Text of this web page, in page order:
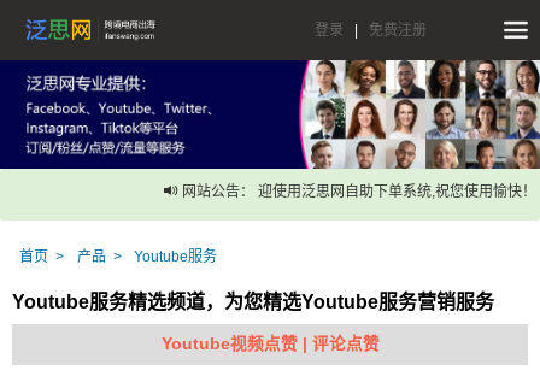
登录 免费注册
网站公告： 迎使用泛思网自助下单系统,祝您使用愉快！
首页 产品 Youtube服务
Youtube服务精选频道，为您精选Youtube服务营销服务
Youtube视频点赞 | 评论点赞